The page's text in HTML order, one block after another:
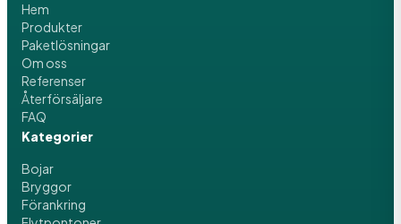
Hem
Produkter
Paketlösningar
Om oss
Referenser
Återförsäljare
FAQ
Kategorier
Bojar
Bryggor
Förankring